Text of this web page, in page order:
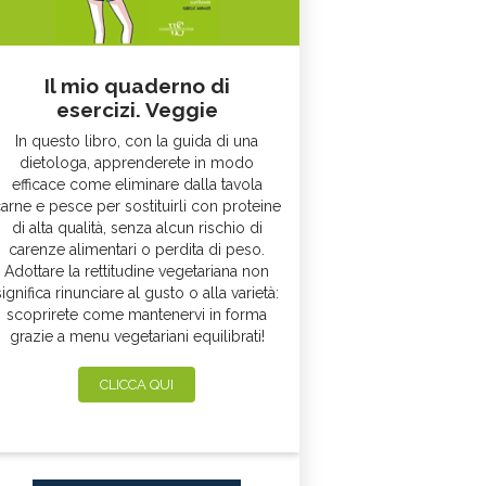
Il mio quaderno di
esercizi. Veggie
In questo libro, con la guida di una
dietologa, apprenderete in modo
efficace come eliminare dalla tavola
e pesce per sostituirli con proteine
di alta qualità, senza alcun rischio di
carenze alimentari o perdita di peso.
Adottare la rettitudine vegetariana non
rinunciare al gusto o alla varietà:
scoprirete come mantenervi in forma
grazie a menu vegetariani equilibrati!
CLICCA QUI